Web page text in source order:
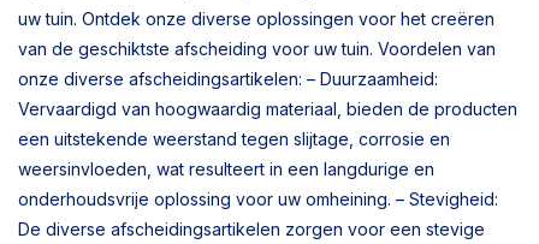
uw tuin. Ontdek onze diverse oplossingen voor het creëren
van de geschiktste afscheiding voor uw tuin. Voordelen van
onze diverse afscheidingsartikelen: – Duurzaamheid:
Vervaardigd van hoogwaardig materiaal, bieden de producten
een uitstekende weerstand tegen slijtage, corrosie en
weersinvloeden, wat resulteert in een langdurige en
onderhoudsvrije oplossing voor uw omheining. – Stevigheid:
De diverse afscheidingsartikelen zorgen voor een stevige